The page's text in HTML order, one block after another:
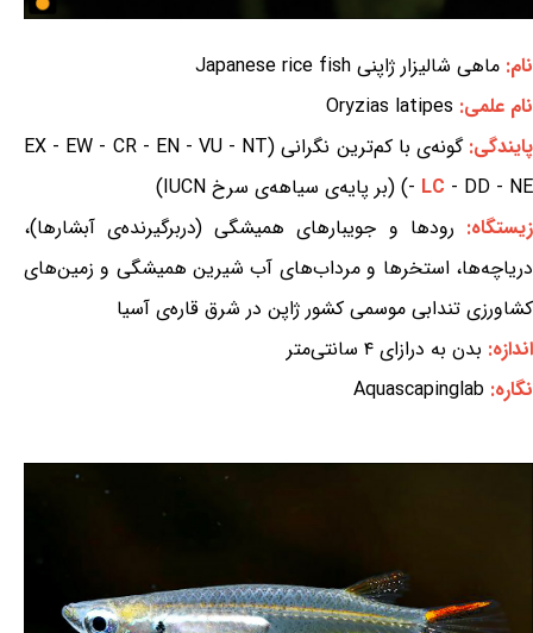
نام: ماهی شالیزار ژاپنی Japanese rice fish
نام علمی: Oryzias latipes
پایندگی:
گونه‌ی با کم‌ترین نگرانی (EX - EW - CR - EN - VU - NT
- LC - DD - NE) (بر پایه‌ی سیاهه‌ی سرخ IUCN)
زیستگاه: رودها و جویبارهای همیشگی (دربرگیرنده‌ی آبشارها)،
دریاچه‌ها، استخرها و مرداب‌های آب شیرین همیشگی و زمین‌های
کشاورزی تندابی موسمی کشور ژاپن در شرق قاره‌ی آسیا
اندازه: بدن به درازای ۴ سانتی‌متر
نگاره: Aquascapinglab